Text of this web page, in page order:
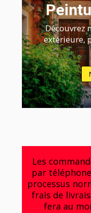
Découvrez
extérieure,
Les
par
processus
frais de
fera au